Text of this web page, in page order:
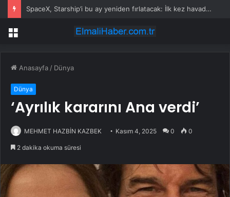
SpaceX, Starship’i bu ay yeniden fırlatacak: İlk kez havada yakalanacak
Menü
Anasayfa / Dünya
Dünya
‘Ayrılık kararını Ana verdi’
MEHMET HAZBİN KAZBEK Kasım 4, 2025 0 0
2 dakika okuma süresi